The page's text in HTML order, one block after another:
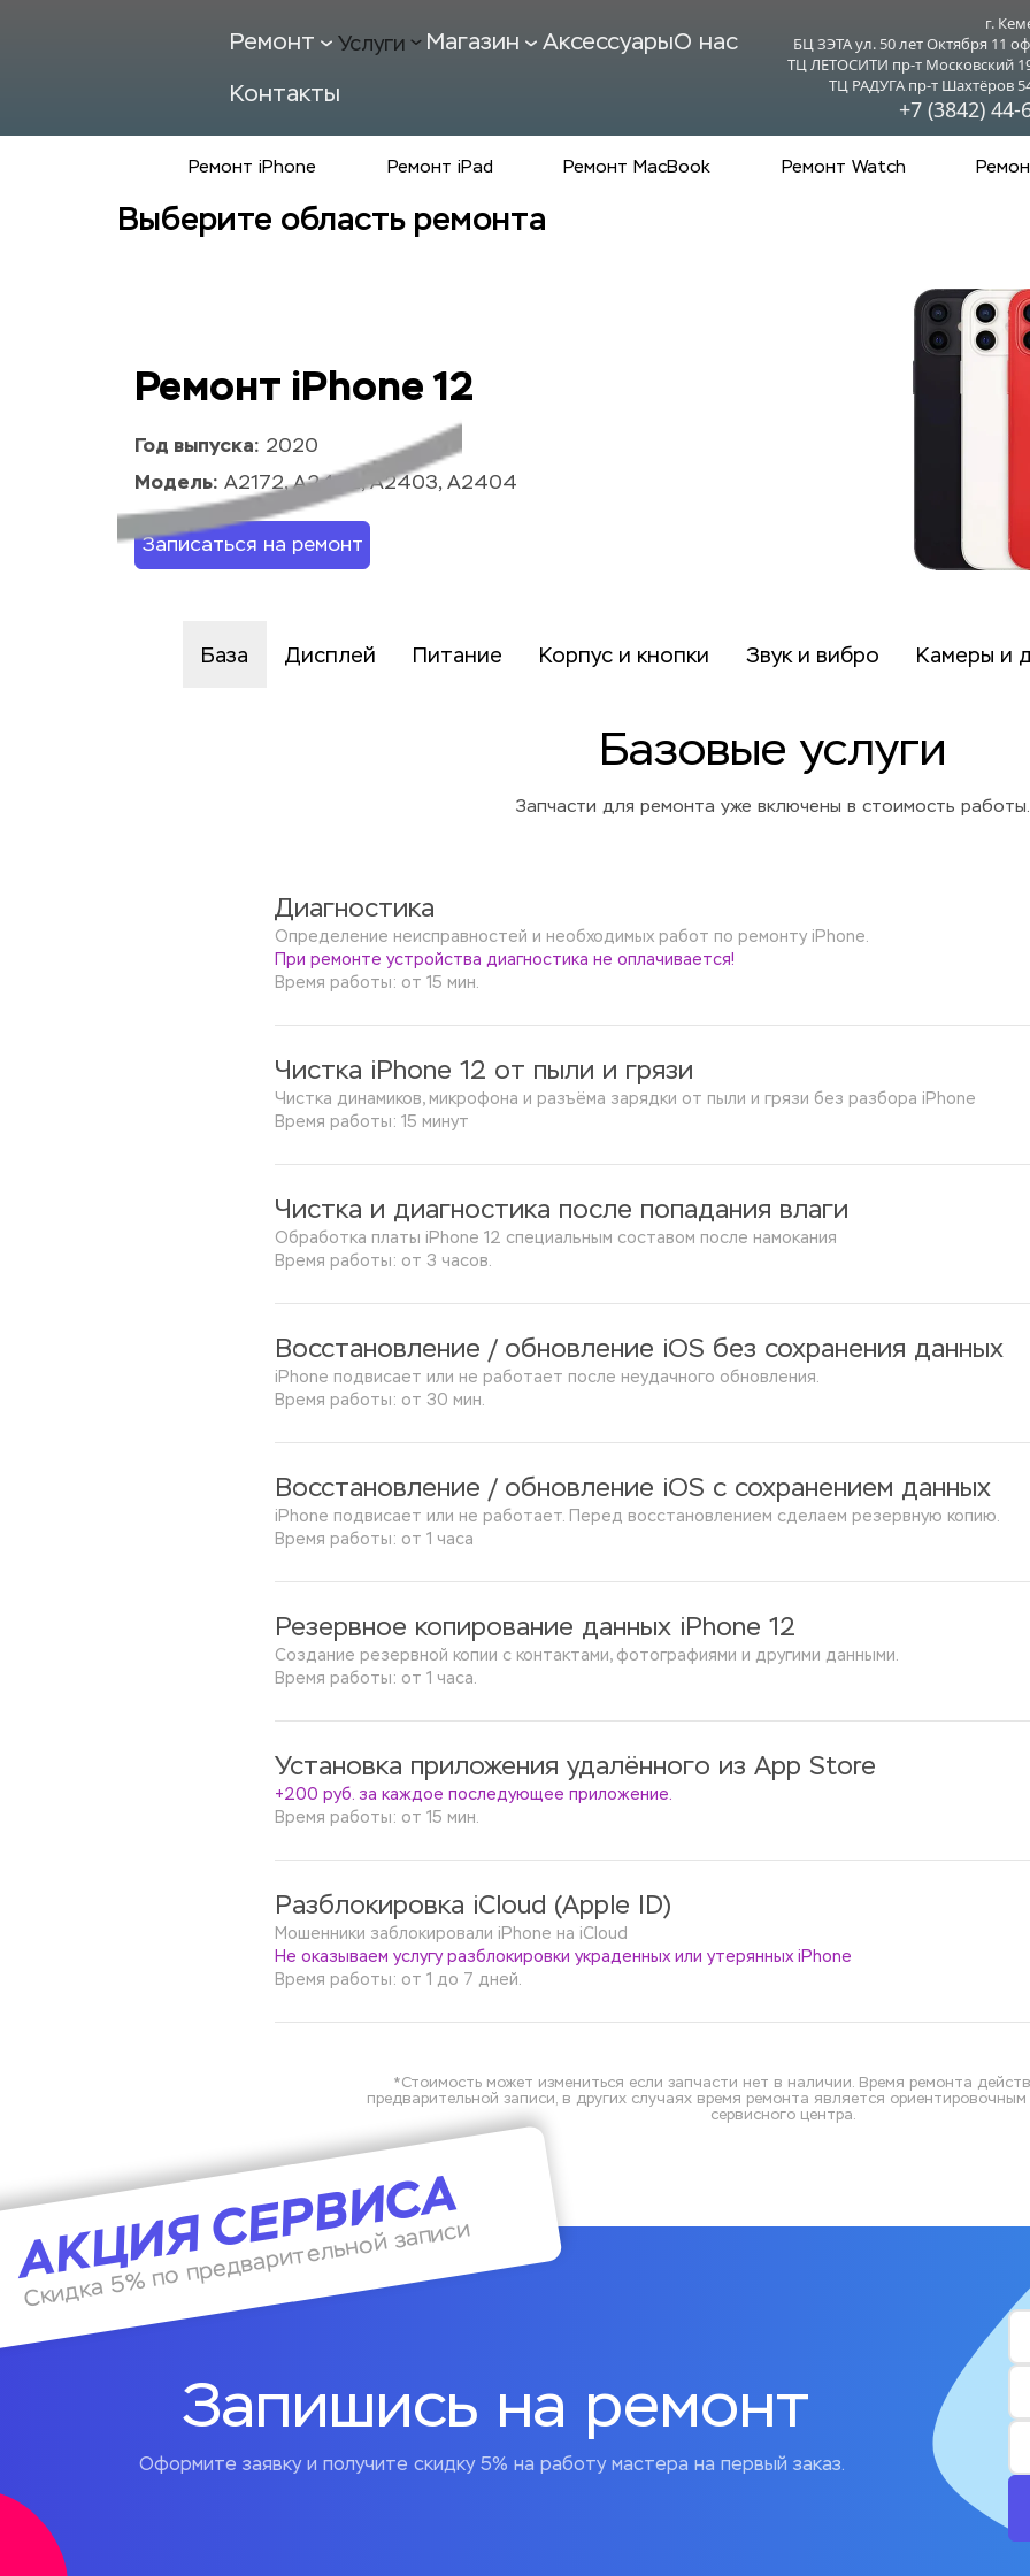
Ремонт Услуги Магазин АксессуарыО нас
Контакты
г.
БЦ ЗЭТА ул. 50 лет Октября 11
ТЦ ЛЕТОСИТИ пр-т Московский
ТЦ РАДУГА пр-т Шахтёров
+7 (3842) 44-
Ремонт iPhone Ремонт iPad Ремонт MacBook Ремонт Watch
Ремонт iPhone 12
Год выпуска: 2020
Модель: A2172, A2402, A2403, A2404
Записаться на ремонт
Выберите область ремонта
База Дисплей Питание Корпус и кнопки Звук и вибро Камеры и
Базовые услуги
Запчасти для ремонта уже включены в стоимость работы.
Диагностика
Определение неисправностей и необходимых работ по ремонту iPhone.
При ремонте устройства диагностика не оплачивается!
Время работы: от 15 мин.
Чистка iPhone 12 от пыли и грязи
Чистка динамиков, микрофона и разъёма зарядки от пыли и грязи без разбора iPhone
Время работы: 15 минут
Чистка и диагностика после попадания влаги
Обработка платы iPhone 12 специальным составом после намокания
Время работы: от 3 часов.
Восстановление / обновление iOS без сохранения данных
iPhone подвисает или не работает после неудачного обновления.
Время работы: от 30 мин.
Восстановление / обновление iOS с сохранением данных
iPhone подвисает или не работает. Перед восстановлением сделаем резервную копию.
Время работы: от 1 часа
Резервное копирование данных iPhone 12
Создание резервной копии с контактами, фотографиями и другими данными.
Время работы: от 1 часа.
Установка приложения удалённого из App Store
+200 руб. за каждое последующее приложение.
Время работы: от 15 мин.
Разблокировка iCloud (Apple ID)
Мошенники заблокировали iPhone на iCloud
Не оказываем услугу разблокировки украденных или утерянных iPhone
Время работы: от 1 до 7 дней.
*Стоимость может измениться если запчасти нет в наличии. Время ремонта
предварительной записи, в других случаях время ремонта является ориентировочным
сервисного центра.
Оформите заявку и получите скидку 5% на работу мастера на первый заказ.
Запишись на ремонт
АКЦИЯ СЕРВИСА
Скидка 5% по предварительной записи